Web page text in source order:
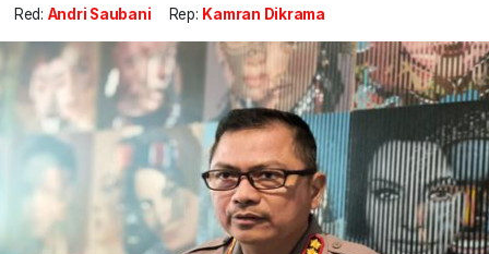
Red: Andri Saubani Rep: Kamran Dikrama